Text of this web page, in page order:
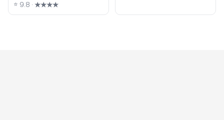
⭐ 9.8 · ★★★★